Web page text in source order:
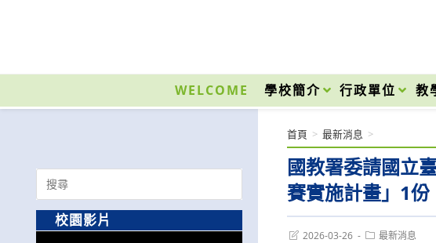
內
WELCOME 學校簡介 行政單位 教
國教署委請國立
賽實施計畫」1份
首頁 > 最新消息 >
Post2026-03-26
Post最新消息
Search
for:
校園影片